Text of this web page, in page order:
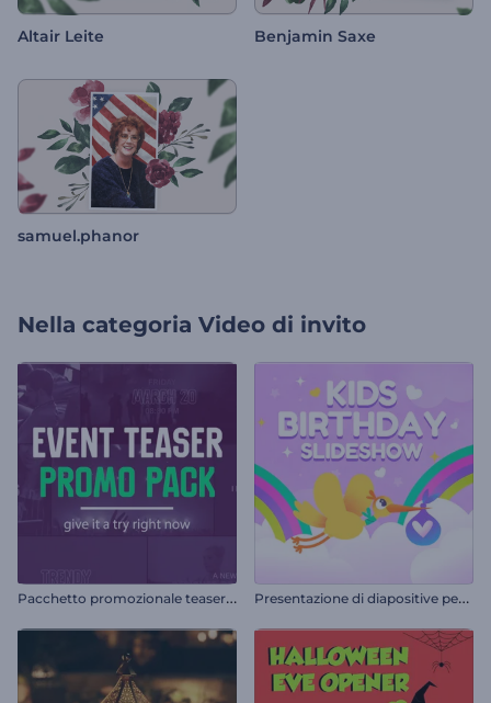
Altair Leite Benjamin Saxe
samuel.phanor
Nella categoria Video di invito
P
acchetto promozionale teaser dell'evento P
resentazione di diapositive per compleanni di bambini